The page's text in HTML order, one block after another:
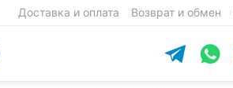
Доставка и оплата Возврат и обмен